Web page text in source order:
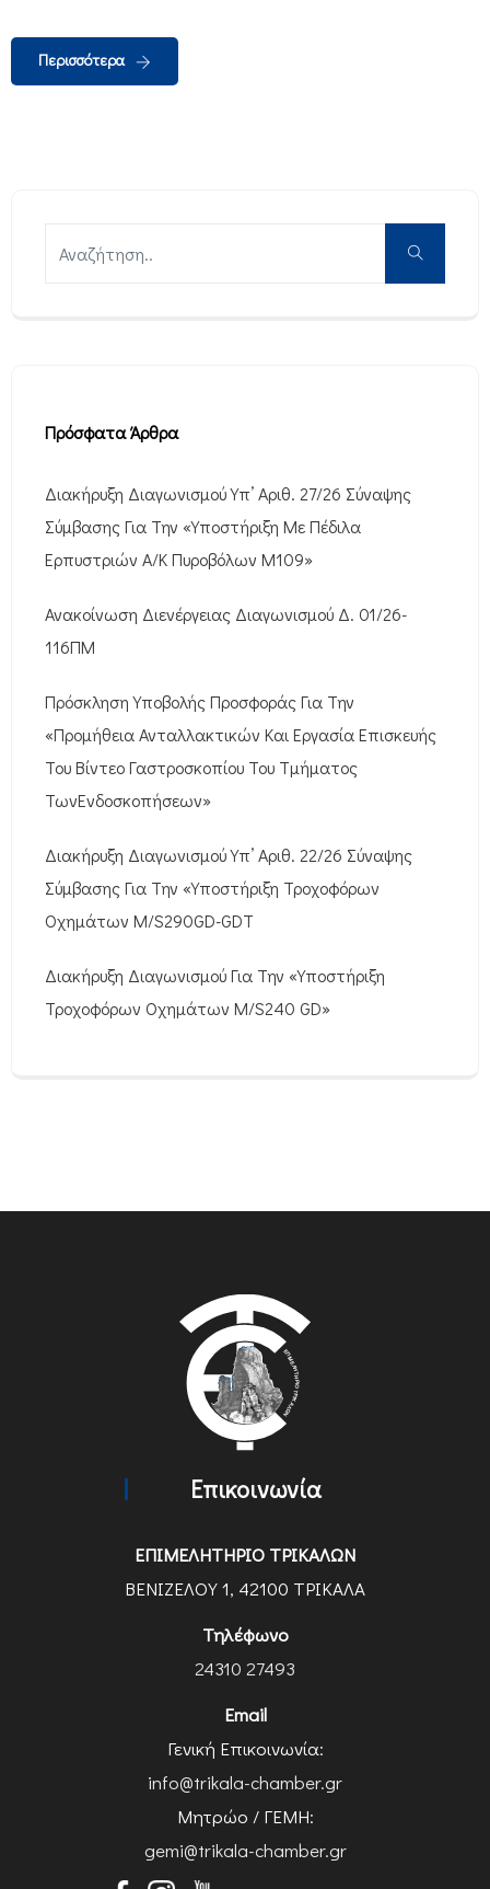
Περισσότερα
Πρόσφατα Άρθρα
Διακήρυξη Διαγωνισμού Υπ’ Αριθ. 27/26 Σύναψης
Σύμβασης Για Την «Υποστήριξη Με Πέδιλα
Ερπυστριών Α/Κ Πυροβόλων M109»
Ανακοίνωση Διενέργειας Διαγωνισμού Δ. 01/26-
116ΠΜ
Πρόσκληση Υποβολής Προσφοράς Για Την
«Προμήθεια Ανταλλακτικών Και Εργασία Επισκευής
Του Βίντεο Γαστροσκοπίου Του Τμήματος
ΤωνΕνδοσκοπήσεων»
Διακήρυξη Διαγωνισμού Υπ’ Αριθ. 22/26 Σύναψης
Σύμβασης Για Την «Υποστήριξη Τροχοφόρων
Οχημάτων M/S290GD-GDT
Διακήρυξη Διαγωνισμού Για Την «Υποστήριξη
Τροχοφόρων Οχημάτων M/S240 GD»
Επικοινωνία
ΕΠΙΜΕΛΗΤΗΡΙΟ ΤΡΙΚΑΛΩΝ
ΒΕΝΙΖΕΛΟΥ 1, 42100 ΤΡΙΚΑΛΑ
Τηλέφωνο
24310 27493
Email
Γενική Επικοινωνία:
info@trikala-chamber.gr
Μητρώο / ΓΕΜΗ:
gemi@trikala-chamber.gr